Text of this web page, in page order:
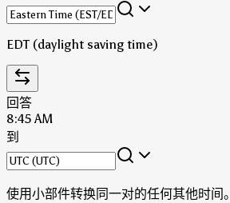
EDT (daylight saving time)
回答
8:45 AM
到
使用小部件转换同一对的任何其他时间。